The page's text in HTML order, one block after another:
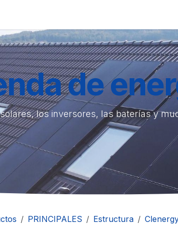
de
los inversores, las baterías y
PRINCIPALES Estructura